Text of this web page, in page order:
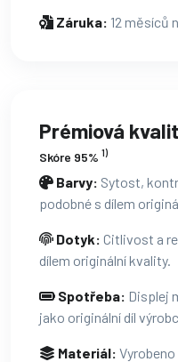
Záruka: 12 měsíců
Prémiová
Skóre 95% 1)
Barvy: Sytost,
podobné s dílem
Dotyk: Citlivost a
dílem originální kvality.
Spotřeba: Displej
jako originální díl
Materiál: